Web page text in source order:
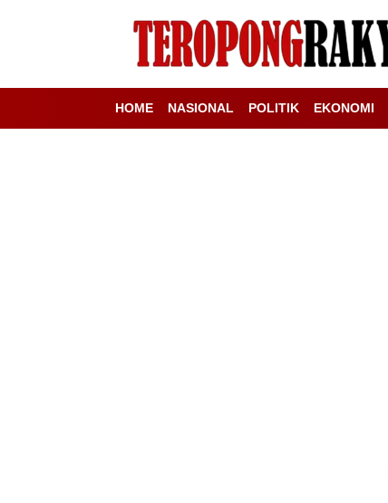
HOME NASIONAL POLITIK EKONOMI